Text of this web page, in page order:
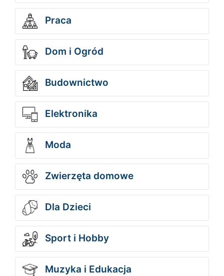
Praca
Dom i Ogród
Budownictwo
Elektronika
Moda
Zwierzęta domowe
Dla Dzieci
Sport i Hobby
Muzyka i Edukacja